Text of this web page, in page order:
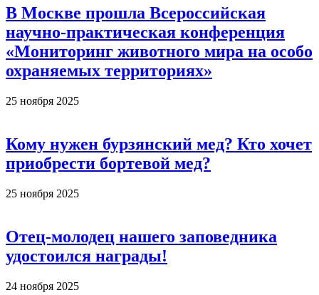
В Москве прошла Всероссийская
научно-практическая конференция
«Мониторинг животного мира на особо
охраняемых территориях»
25 ноября 2025
Кому нужен бурзянский мед? Кто хочет
приобрести бортевой мед?
25 ноября 2025
Отец-молодец нашего заповедника
удостоился награды!
24 ноября 2025